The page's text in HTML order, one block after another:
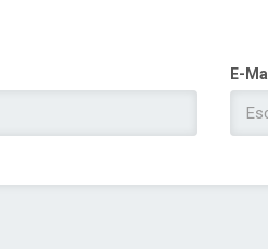
E-